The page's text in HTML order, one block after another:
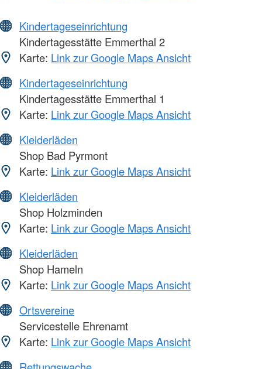
Kindertageseinrichtung
Kindertagesstätte Emmerthal 2
Karte: Link zur Google Maps Ansicht
Kindertageseinrichtung
Kindertagesstätte Emmerthal 1
Karte: Link zur Google Maps Ansicht
Kleiderläden
Shop Bad Pyrmont
Karte: Link zur Google Maps Ansicht
Kleiderläden
Shop Holzminden
Karte: Link zur Google Maps Ansicht
Kleiderläden
Shop Hameln
Karte: Link zur Google Maps Ansicht
Ortsvereine
Servicestelle Ehrenamt
Karte: Link zur Google Maps Ansicht